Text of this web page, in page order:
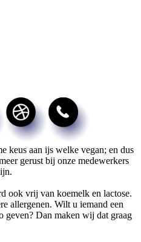
keus aan ijs welke vegan; en dus
gerust bij onze medewerkers
ook vrij van koemelk en lactose.
allergenen. Wilt u iemand een
geven? Dan maken wij dat graag